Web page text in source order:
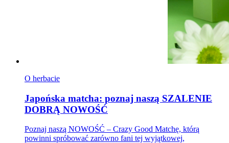
O herbacie
Japońska matcha: poznaj naszą SZALENIE
DOBRĄ NOWOŚĆ
Poznaj naszą NOWOŚĆ – Crazy Good Matchę, którą
powinni spróbować zarówno fani tej wyjątkowej,